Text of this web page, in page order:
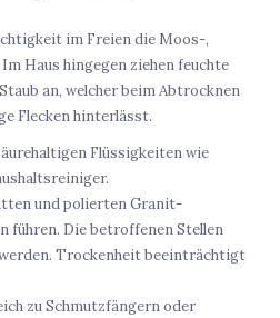
im Freien die Moos-,
Haus hingegen ziehen feuchte
an, welcher beim Abtrocknen
Flecken hinterlässt.
Flüssigkeiten wie
und polierten Granit-
führen. Die betroffenen Stellen
Trockenheit beeinträchtigt
zu Schmutzfängern oder